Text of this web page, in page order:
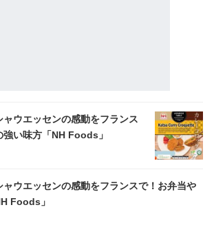
ャウエッセンの感動をフランス
い味方「NH Foods」
ャウエッセンの感動をフランスで！お弁当や
Foods」